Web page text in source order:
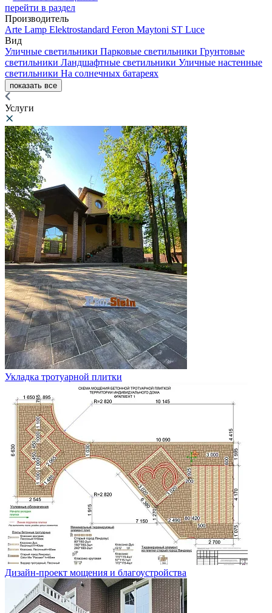
перейти в раздел
Производитель
Arte Lamp Elektrostandard Feron Maytoni ST Luce
Вид
Уличные светильники Парковые светильники Грунтовые
светильники Ландшафтные светильники Уличные настенные
светильники На солнечных батареях
показать все
Услуги
Укладка тротуарной плитки
Дизайн-проект мощения и благоустройства